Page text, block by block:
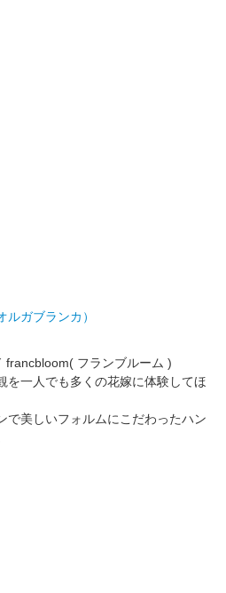
ガブランカ）
francbloom( フランブルーム )
を一人でも多くの花嫁に体験してほ
で美しいフォルムにこだわったハン